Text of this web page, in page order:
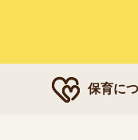
保育に